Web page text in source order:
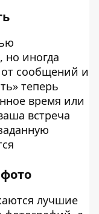
но иногда
сообщений и
теперь
время или
встреча
лучшие